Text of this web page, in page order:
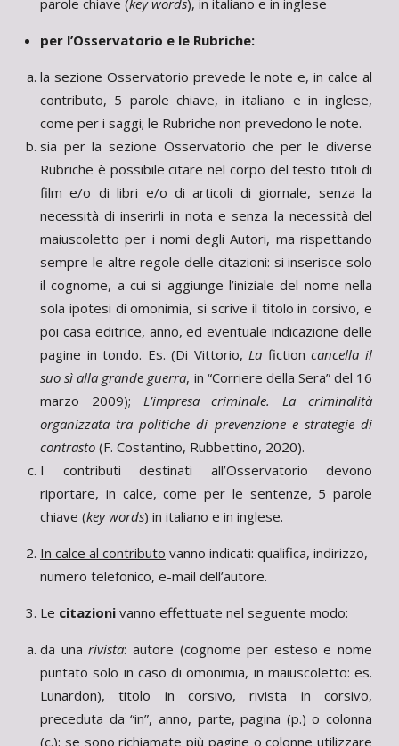
parole chiave (key words), in italiano e in inglese
per l’Osservatorio e le Rubriche:
la sezione Osservatorio prevede le note e, in calce al
contributo, 5 parole chiave, in italiano e in inglese,
come per i saggi; le Rubriche non prevedono le note.
sia per la sezione Osservatorio che per le diverse
Rubriche è possibile citare nel corpo del testo titoli di
film e/o di libri e/o di articoli di giornale, senza la
necessità di inserirli in nota e senza la necessità del
maiuscoletto per i nomi degli Autori, ma rispettando
sempre le altre regole delle citazioni: si inserisce solo
il cognome, a cui si aggiunge l’iniziale del nome nella
sola ipotesi di omonimia, si scrive il titolo in corsivo, e
poi casa editrice, anno, ed eventuale indicazione delle
pagine in tondo. Es. (Di Vittorio,La fiction cancella il
suo sì alla grande guerra, in “Corriere della Sera” del 16
marzo 2009); L’impresa criminale. La criminalità
organizzata tra politiche di prevenzione e strategie di
contrasto (F. Costantino, Rubbettino, 2020).
I contributi destinati all’Osservatorio devono
riportare, in calce, come per le sentenze, 5 parole
chiave (key words) in italiano e in inglese.
In calce al contributo vanno indicati: qualifica, indirizzo,
numero telefonico, e-mail dell’autore.
Le citazioni vanno effettuate nel seguente modo:
da unarivista: autore (cognome per esteso e nome
puntato solo in caso di omonimia, in maiuscoletto: es.
Lunardon), titolo in corsivo, rivista in corsivo,
preceduta da “in”, anno, parte, pagina (p.) o colonna
(c.); se sono richiamate più pagine o colonne utilizzare